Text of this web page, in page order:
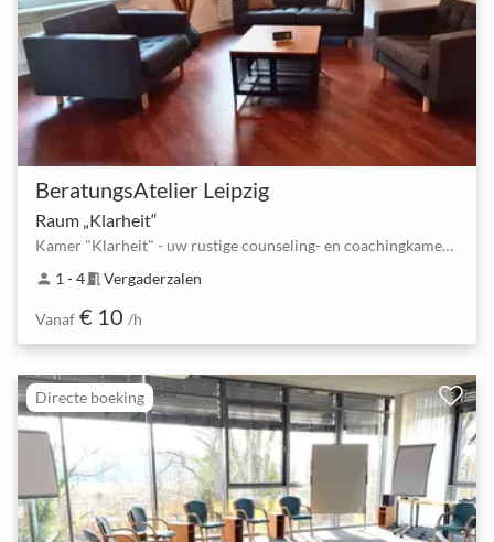
BeratungsAtelier Leipzig
Raum „Klarheit“
Kamer "Klarheit" - uw rustige counseling- en coachingkamer in Leipzig Lindenau
person 1 - 4meeting_room Vergaderzalen
Vanaf € 10 /h
Directe boeking